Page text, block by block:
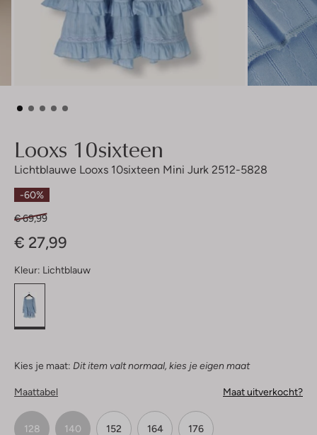
Looxs 10sixteen
Lichtblauwe Looxs 10sixteen Mini Jurk 2512-5828
-60%
€ 69,99
€ 27,99
Kleur: Lichtblauw
Kies je maat: Dit item valt normaal, kies je eigen maat
Maattabel Maat uitverkocht?
128 140 152 164 176